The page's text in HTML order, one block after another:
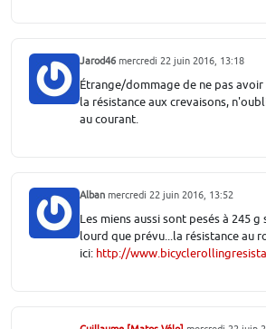
Jarod46 mercredi 22 juin 2016, 13:18
Étrange/dommage de ne pas
la résistance aux crevaisons,
au courant.
Alban mercredi 22 juin 2016, 13:52
Les miens aussi sont pesés à 245
lourd que prévu...la résistance au
ici: http://